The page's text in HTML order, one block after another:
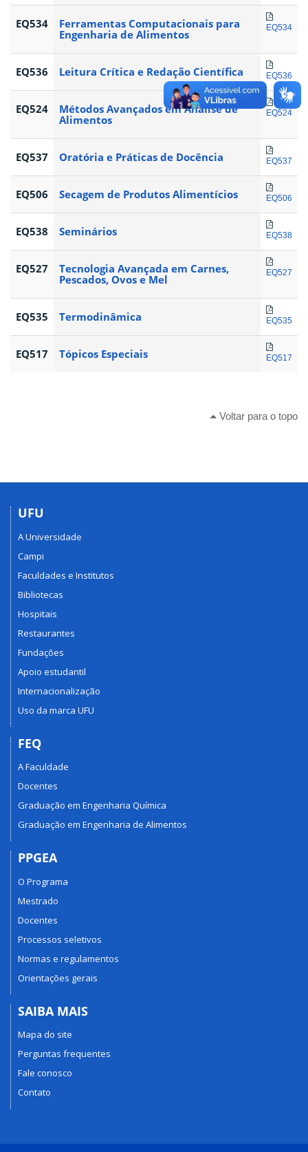
EQ534
Ferramentas Computacionais para
Engenharia de Alimentos
EQ534
EQ536 Leitura Crítica e Redação Científica EQ536
EQ524
Métodos Avançados em Análise de
Alimentos
EQ524
EQ537 Oratória e Práticas de Docência EQ537
EQ506 Secagem de Produtos Alimentícios EQ506
EQ538 Seminários EQ538
EQ527
Tecnologia Avançada em Carnes,
Pescados, Ovos e Mel
EQ527
EQ535 Termodinâmica EQ535
EQ517 Tópicos Especiais EQ517
Voltar para o topo
UFU
A Universidade
Campi
Faculdades e Institutos
Bibliotecas
Hospitais
Restaurantes
Fundações
Apoio estudantil
Internacionalização
Uso da marca UFU
FEQ
A Faculdade
Docentes
Graduação em Engenharia Química
Graduação em Engenharia de Alimentos
PPGEA
O Programa
Mestrado
Docentes
Processos seletivos
Normas e regulamentos
Orientações gerais
SAIBA MAIS
Mapa do site
Perguntas frequentes
Fale conosco
Contato